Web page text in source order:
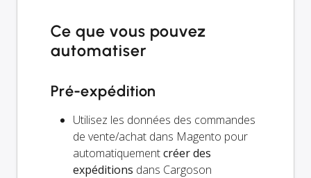
Ce que vous pouvez
automatiser
Pré-expédition
Utilisez les données des commandes
de vente/achat dans Magento pour
automatiquementcréer des
expéditions dans Cargoson